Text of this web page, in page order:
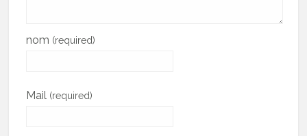
nom (required)
Mail (required)